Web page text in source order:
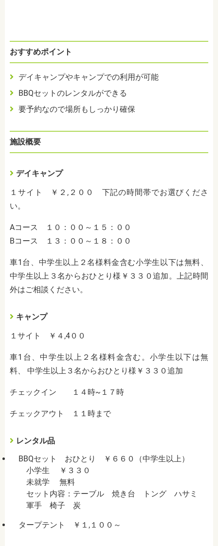
おすすめポイント
デイキャンプやキャンプでの利用が可能
BBQセットのレンタルができる
要予約なので場所もしっかり確保
施設概要
デイキャンプ
１サイト ￥２,２００ 下記の時間帯でお選びくださ
い。
Aコース １０：００～１５：００
Bコース １３：００～１８：００
車1台、中学生以上２名様料金含む小学生以下は無料、
中学生以上３名からおひとり様￥３３０追加。上記時間
外はご相談ください。
キャンプ
１サイト ￥４,4００
車1台、中学生以上２名様料金含む。小学生以下は無
料、 中学生以上３名からおひとり様￥３３０追加
チェックイン １４時~１７時
チェックアウト １１時まで
レンタル品
BBQセット おひとり ￥６６０（中学生以上）
小学生 ￥３３０
未就学 無料
セット内容：テーブル 焼き台 トング ハサミ
軍手 椅子 炭
タープテント ￥１,１００～